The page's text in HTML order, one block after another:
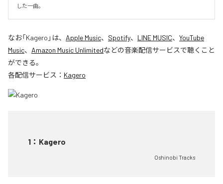
した一曲。
なお「Kagero 」は、 Apple Music、 Spotify、 LINE MUSIC、 YouTube
Music、 Amazon Music Unlimitedなどの音楽配信サービスで聴くこと
ができる。
各配信サービス： Kagero
1 ： Kagero
Oshinobi Tracks